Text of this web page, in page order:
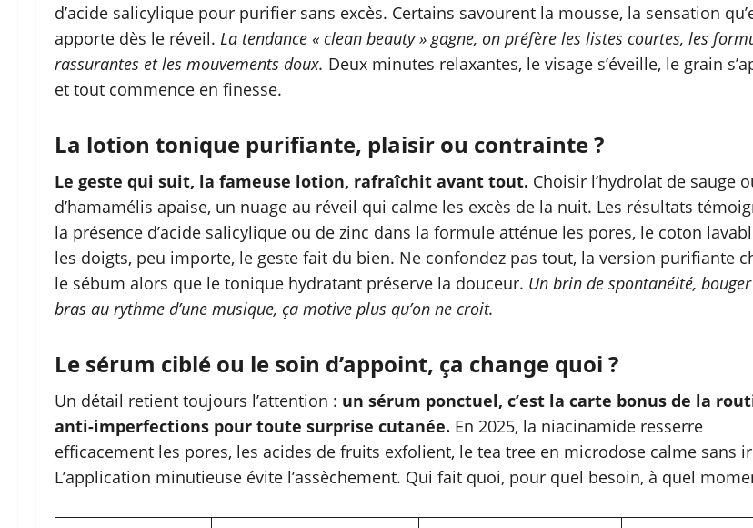
d’acide salicylique pour purifier sans excès. Certains savourent la mousse, la sensation
apporte dès le réveil. La tendance « clean beauty » gagne, on préfère les listes courtes, les
rassurantes et les mouvements doux. Deux minutes relaxantes, le visage s’éveille, le grain
et tout commence en finesse.
La lotion tonique purifiante, plaisir ou contrainte ?
Le geste qui suit, la fameuse lotion, rafraîchit avant tout. Choisir l’hydrolat de sauge
d’hamamélis apaise, un nuage au réveil qui calme les excès de la nuit. Les résultats
la présence d’acide salicylique ou de zinc dans la formule atténue les pores, le coton
les doigts, peu importe, le geste fait du bien. Ne confondez pas tout, la version purifiante
le sébum alors que le tonique hydratant préserve la douceur. Un brin de spontanéité,
bras au rythme d’une musique, ça motive plus qu’on ne croit.
Le sérum ciblé ou le soin d’appoint, ça change quoi ?
Un détail retient toujours l’attention : un sérum ponctuel, c’est la carte bonus de la
anti-imperfections pour toute surprise cutanée. En 2025, la niacinamide resserre
efficacement les pores, les acides de fruits exfolient, le tea tree en microdose calme sans
L’application minutieuse évite l’assèchement. Qui fait quoi, pour quel besoin, à quel